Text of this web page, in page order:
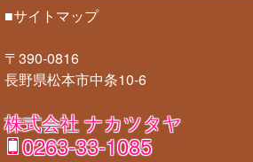
■サイトマップ
〒390-0816
長野県松本市中条10-6
株式会社 ナカツタヤ
0263-33-1085